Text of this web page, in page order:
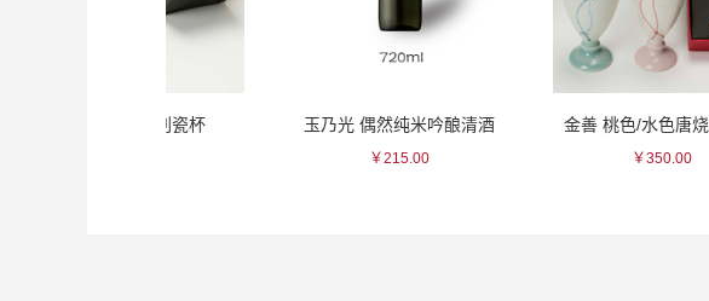
玉乃光 偶然纯米吟酿清酒 金善 桃色/水色唐烧结瓷杯